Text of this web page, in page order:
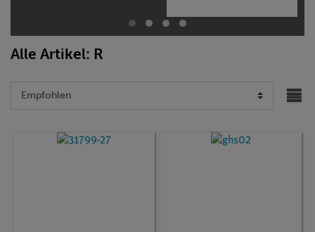
Alle Artikel: R